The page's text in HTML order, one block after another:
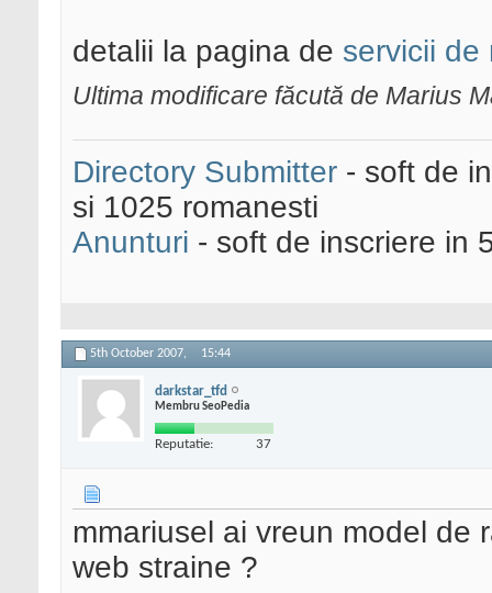
detalii la pagina de servicii de
Ultima modificare făcută de Marius
Directory Submitter - soft de
si 1025 romanesti
Anunturi - soft de inscriere in
5th October 2007, 15:44
darkstar_tfd
Membru SeoPedia
Reputatie: 37
mmariusel ai vreun model de
web straine ?